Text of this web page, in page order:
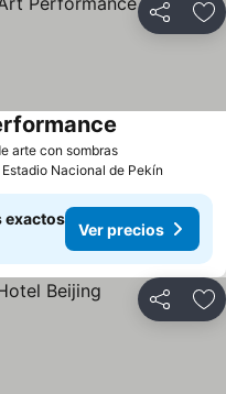
Compartir
arte con sombras
Nacional de Pekín
exactos
Ver precios
Compartir